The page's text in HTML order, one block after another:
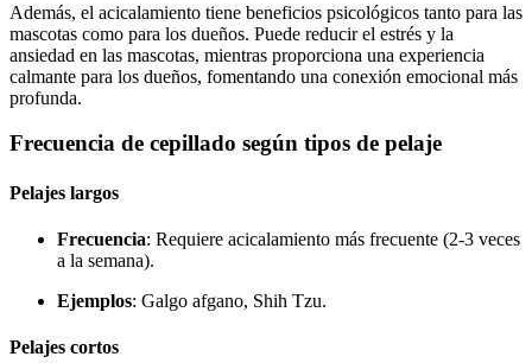
Además, el acicalamiento tiene beneficios psicológicos tanto para las
mascotas como para los dueños. Puede reducir el estrés y la
ansiedad en las mascotas, mientras proporciona una experiencia
calmante para los dueños, fomentando una conexión emocional más
profunda.
Frecuencia de cepillado según tipos de pelaje
Pelajes largos
Frecuencia: Requiere acicalamiento más frecuente (2-3 veces
a la semana).
Ejemplos: Galgo afgano, Shih Tzu.
Pelajes cortos